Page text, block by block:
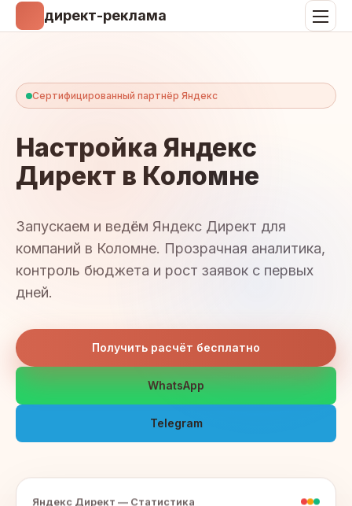
директ-реклама
Сертифицированный партнёр Яндекс
Настройка Яндекс
Директ в Коломне
Запускаем и ведём Яндекс Директ для
компаний в Коломне. Прозрачная аналитика,
контроль бюджета и рост заявок с первых
дней.
Получить расчёт бесплатно
WhatsApp
Telegram
Яндекс Директ — Статистика